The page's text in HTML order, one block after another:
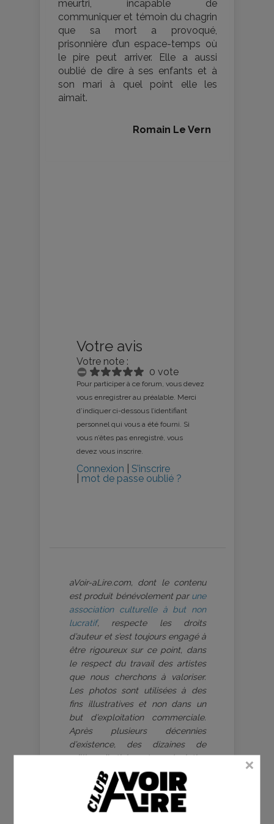
meurtri, incapable de
communiquer et témoin du chagrin
que sa mort a provoqué,
prisonnière d’un espace-temps où
le pire peut arriver. Elle a aussi
oublié de dire à ses enfants et à
son mari à quel point elle les
aimait.
Romain Le Vern
Votre avis
Votre note :
0 vote
Pour participer à ce forum, vous devez
vous enregistrer au préalable. Merci
d’indiquer ci-dessous l’identifiant
personnel qui vous a été fourni. Si
vous n’êtes pas enregistré, vous
devez vous inscrire.
Connexion
S’inscrire
mot de passe oublié ?
aVoir-aLire.com, dont le contenu
est produit bénévolement par une
association culturelle à but non
lucratif, respecte les droits
d’auteur et s’est toujours engagé à
être rigoureux sur ce point, dans
le respect du travail des artistes
que nous cherchons à valoriser.
Les photos sont utilisées à des
fins illustratives et non dans un
but d’exploitation commerciale.
Après plusieurs décennies
d’existence, des dizaines de
milliers d’articles, et une évolution
de notre équipe de rédacteurs,
mais aussi des droits sur certains
clichés repris sur notre
plateforme, nous comptons sur la